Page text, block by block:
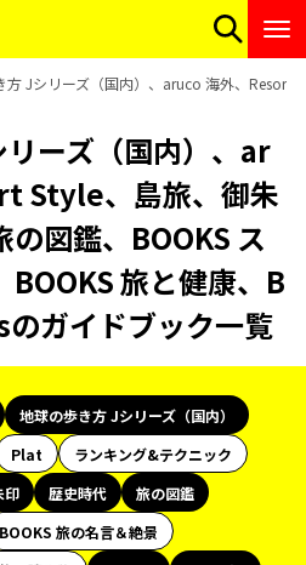
方 Jシリーズ（国内）、aruco 海外、Resort
ーズ（国内）、ar
Style、島旅、御朱
図鑑、BOOKS ス
旅と健康、B
ガイドブック一覧
地球の歩き方 Jシリーズ（国内）
Plat
ランキング&テクニック
印 歴史時代
旅の図鑑
BOOKS 旅の名言＆絶景